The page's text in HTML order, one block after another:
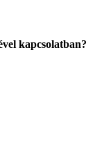
kapcsolatban?